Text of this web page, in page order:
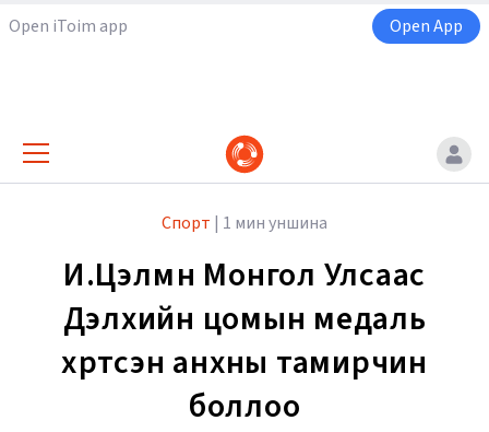
Open iToim app Open App
Спорт | 1 мин уншина
И.Цэлмүүн Монгол Улсаас
Дэлхийн цомын медаль
хүртсэн анхны тамирчин
боллоо